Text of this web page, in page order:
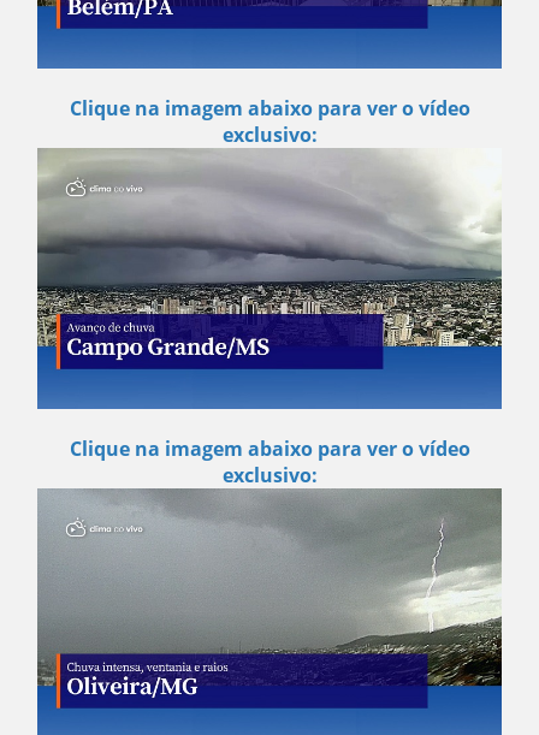
Clique na imagem abaixo para ver o vídeo
exclusivo:
Clique na imagem abaixo para ver o vídeo
exclusivo: